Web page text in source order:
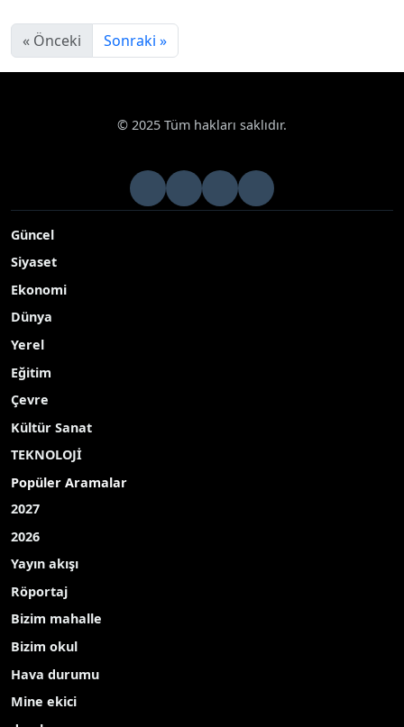
« Önceki Sonraki »
© 2025 Tüm hakları saklıdır.
Güncel
Siyaset
Ekonomi
Dünya
Yerel
Eğitim
Çevre
Kültür Sanat
TEKNOLOJİ
Popüler Aramalar
2027
2026
Yayın akışı
Röportaj
Bizim mahalle
Bizim okul
Hava durumu
Mine ekici